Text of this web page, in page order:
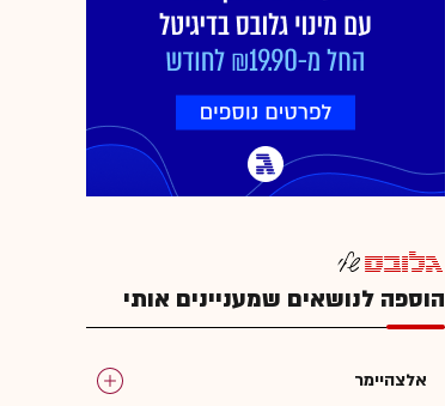
הוספה לנושאים שמעניינים אותי
אלצהיימר